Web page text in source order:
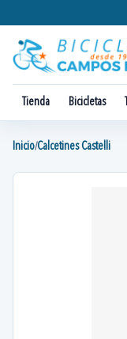
Tienda Bicicletas
Inicio/Calcetines Castelli